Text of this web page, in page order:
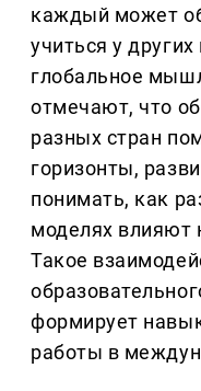
каждый может
учиться у
глобальное
отмечают, что
разных стран
горизонты,
понимать, как
моделях влияют
Такое
формирует
работы в